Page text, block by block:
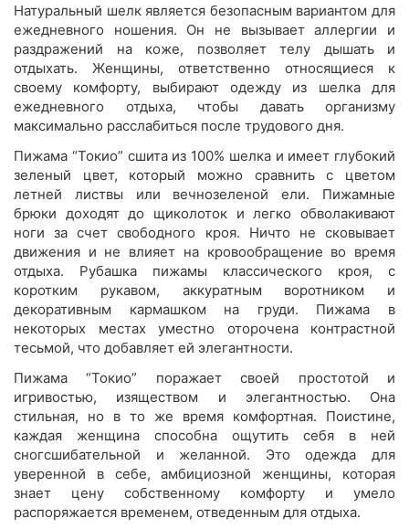
Натуральный шелк является безопасным вариантом для
ежедневного ношения. Он не вызывает аллергии и
раздражений на коже, позволяет телу дышать и
отдыхать. Женщины, ответственно относящиеся к
своему комфорту, выбирают одежду из шелка для
ежедневного отдыха, чтобы давать организму
максимально расслабиться после трудового дня.
Пижама “Токио” сшита из 100% шелка и имеет глубокий
зеленый цвет, который можно сравнить с цветом
летней листвы или вечнозеленой ели. Пижамные
брюки доходят до щиколоток и легко обволакивают
ноги за счет свободного кроя. Ничто не сковывает
движения и не влияет на кровообращение во время
отдыха. Рубашка пижамы классического кроя, с
коротким рукавом, аккуратным воротником и
декоративным кармашком на груди. Пижама в
некоторых местах уместно оторочена контрастной
тесьмой, что добавляет ей элегантности.
Пижама “Токио” поражает своей простотой и
игривостью, изяществом и элегантностью. Она
стильная, но в то же время комфортная. Поистине,
каждая женщина способна ощутить себя в ней
сногсшибательной и желанной. Это одежда для
уверенной в себе, амбициозной женщины, которая
знает цену собственному комфорту и умело
распоряжается временем, отведенным для отдыха.